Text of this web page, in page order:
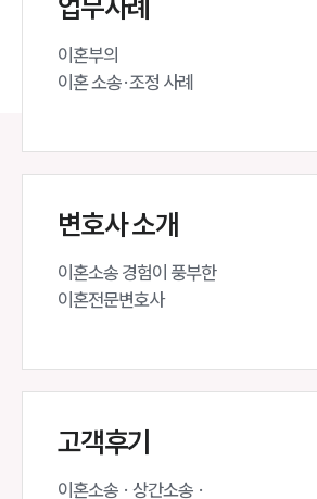
대륜법률상담예
이혼부의
이혼 소송·조정 사례
변호사 소개
이혼소송 경험이 풍부한
이혼전문변호사
고객후기
이혼소송 · 상간소송 ·